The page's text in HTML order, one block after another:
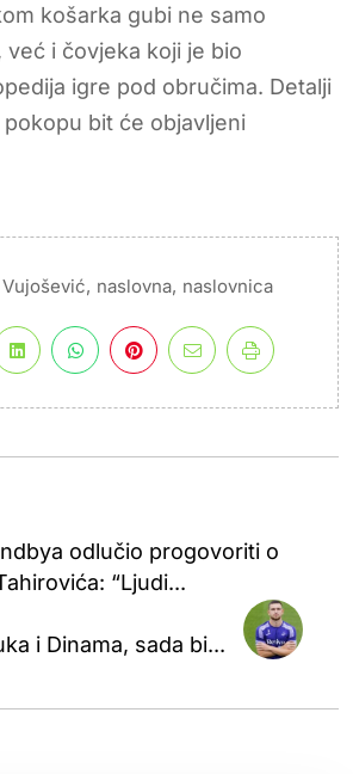
košarka gubi ne samo
i čovjeka koji je bio
igre pod obručima. Detalji
bit će objavljeni
, naslovna, naslovnica
odlučio progovoriti o
“Ljudi...
i Dinama, sada bi...